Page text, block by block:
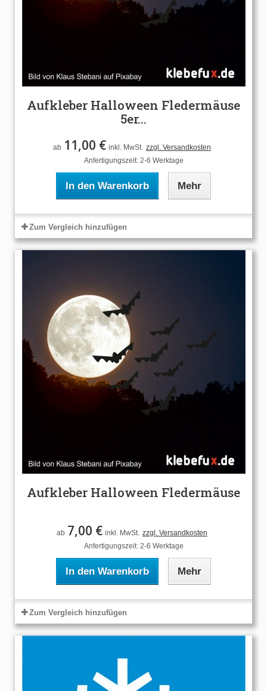
Aufkleber Halloween Fledermäuse
5er...
ab 11,00 € inkl. MwSt. zzgl. Versandkosten
Anfertigungszeit: 2-6 Werktage
In den Warenkorb Mehr
Zum Vergleich hinzufügen
Aufkleber Halloween Fledermäuse
ab 7,00 € inkl. MwSt. zzgl. Versandkosten
Anfertigungszeit: 2-6 Werktage
In den Warenkorb Mehr
Zum Vergleich hinzufügen